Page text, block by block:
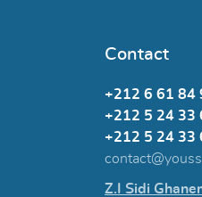
Contact
+212 6 61 84
+212 5 24 33
+212 5 24 33
Z.I Sidi